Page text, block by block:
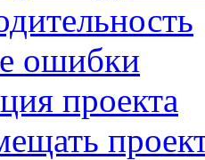
ошибки
проекта